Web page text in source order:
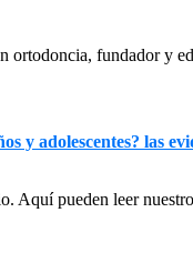
ortodoncia, fundador y
y adolescentes? las
Aquí pueden leer